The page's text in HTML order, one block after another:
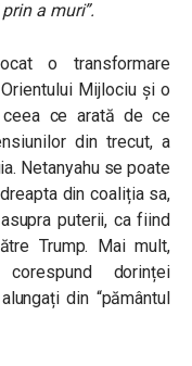
a muri”.
o transformare
Mijlociu și o
ceea ce arată de ce
din trecut, a
Netanyahu se poate
din coaliția sa,
puterii, ca fiind
Trump. Mai mult,
dorinței
din “pământul